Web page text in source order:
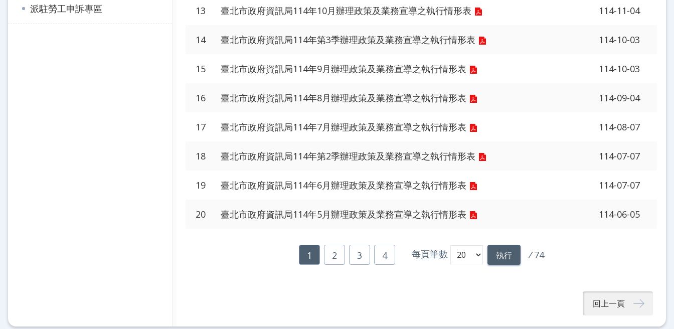
派駐勞工申訴專區 13 臺北市政府資訊局114年10月辦理政策及業務宣導之執行情形表 114-11-04
14 臺北市政府資訊局114年第3季辦理政策及業務宣導之執行情形表 114-10-03
15 臺北市政府資訊局114年9月辦理政策及業務宣導之執行情形表 114-10-03
16 臺北市政府資訊局114年8月辦理政策及業務宣導之執行情形表 114-09-04
17 臺北市政府資訊局114年7月辦理政策及業務宣導之執行情形表 114-08-07
18 臺北市政府資訊局114年第2季辦理政策及業務宣導之執行情形表 114-07-07
19 臺北市政府資訊局114年6月辦理政策及業務宣導之執行情形表 114-07-07
20 臺北市政府資訊局114年5月辦理政策及業務宣導之執行情形表 114-06-05
1 2 3 4 每頁筆數 執行 / 74
回上一頁